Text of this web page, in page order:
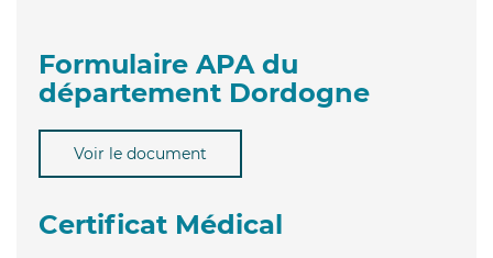
Formulaire APA du
département Dordogne
Voir le document
Certificat Médical